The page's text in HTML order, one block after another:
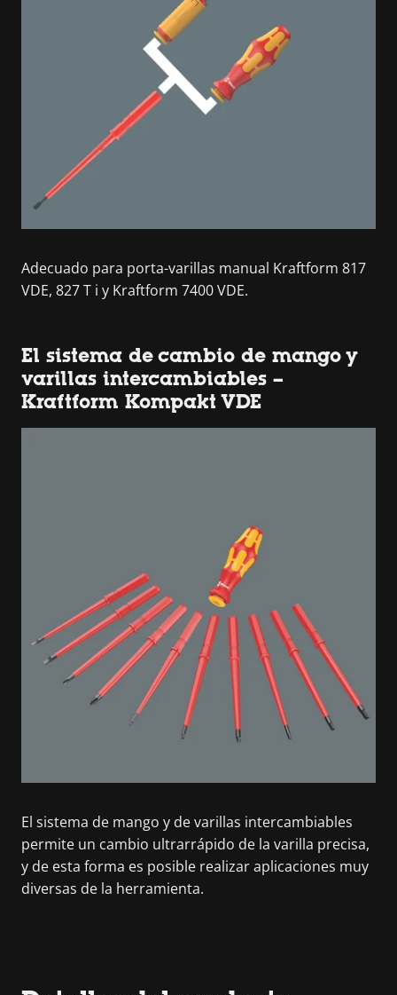
Adecuado para porta-varillas manual Kraftform 817
VDE, 827 T i y Kraftform 7400 VDE.
El sistema de cambio de mango y
varillas intercambiables –
Kraftform Kompakt VDE
El sistema de mango y de varillas intercambiables
permite un cambio ultrarrápido de la varilla precisa,
y de esta forma es posible realizar aplicaciones muy
diversas de la herramienta.